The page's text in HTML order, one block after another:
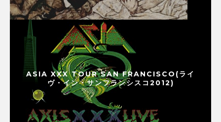
ASIA XXX TOUR SAN FRANCISCO(ライ
ヴ・イン・サンフランシスコ2012)